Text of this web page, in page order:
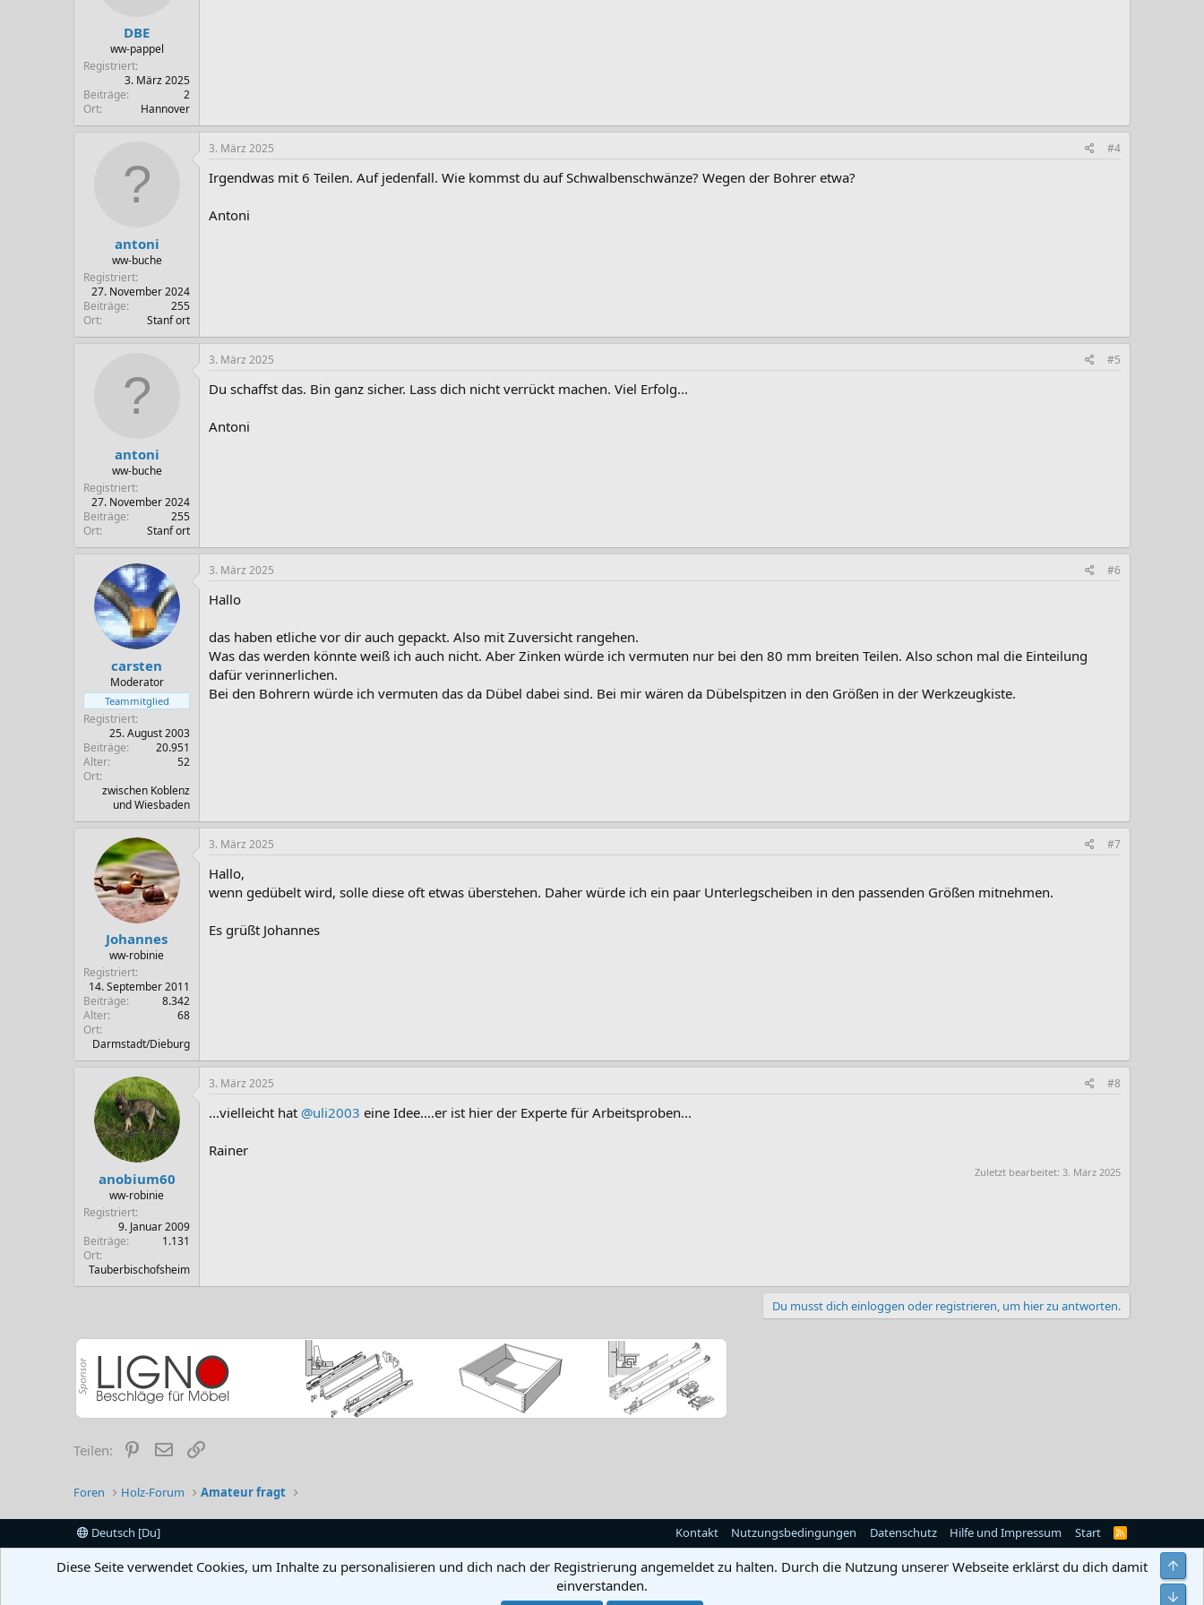
DBE
ww-pappel
Registriert
3. März 2025
Beiträge
2
Ort
Hannover
antoni
ww-buche
Registriert
27. November 2024
Beiträge
255
Ort
Stanf ort
3. März 2025 #4
Irgendwas mit 6 Teilen. Auf jedenfall. Wie kommst du auf Schwalbenschwänze? Wegen der Bohrer etwa?
Antoni
antoni
ww-buche
Registriert
27. November 2024
Beiträge
255
Ort
Stanf ort
3. März 2025 #5
Du schaffst das. Bin ganz sicher. Lass dich nicht verrückt machen. Viel Erfolg...
Antoni
carsten
Moderator
Teammitglied
Registriert
25. August 2003
Beiträge
20.951
Alter
52
Ort
zwischen Koblenz
und Wiesbaden
3. März 2025 #6
Hallo
das haben etliche vor dir auch gepackt. Also mit Zuversicht rangehen.
Was das werden könnte weiß ich auch nicht. Aber Zinken würde ich vermuten nur bei den 80 mm breiten Teilen. Also schon mal die Einteilung
dafür verinnerlichen.
Bei den Bohrern würde ich vermuten das da Dübel dabei sind. Bei mir wären da Dübelspitzen in den Größen in der Werkzeugkiste.
Johannes
ww-robinie
Registriert
14. September 2011
Beiträge
8.342
Alter
68
Ort
Darmstadt/Dieburg
3. März 2025 #7
Hallo,
wenn gedübelt wird, solle diese oft etwas überstehen. Daher würde ich ein paar Unterlegscheiben in den passenden Größen mitnehmen.
Es grüßt Johannes
anobium60
ww-robinie
Registriert
9. Januar 2009
Beiträge
1.131
Ort
Tauberbischofsheim
3. März 2025 #8
...vielleicht hat @uli2003 eine Idee....er ist hier der Experte für Arbeitsproben...
Rainer
Zuletzt bearbeitet: 3. März 2025
Du musst dich einloggen oder registrieren, um hier zu antworten.
Teilen: Pinterest
E-Mail
Foren Holz-Forum Amateur fragt
Deutsch [Du] Kontakt Nutzungsbedingungen Datenschutz Hilfe und Impressum Start
R
Diese Seite verwendet Cookies, um Inhalte zu personalisieren und dich nach der Registrierung angemeldet zu halten. Durch die Nutzung unserer Webseite erklärst du dich damit
einverstanden.